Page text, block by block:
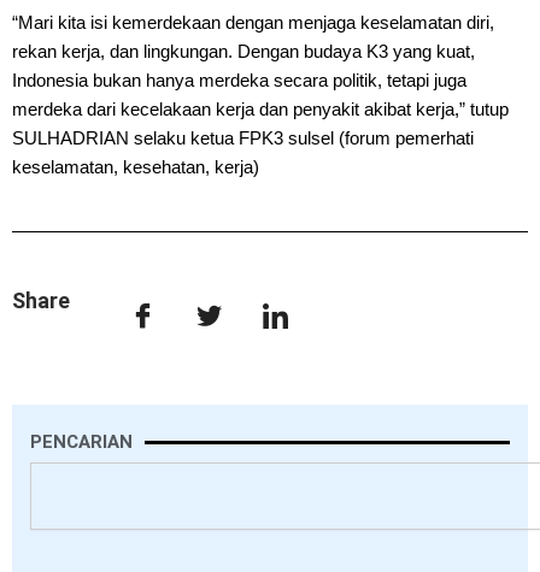
“Mari kita isi kemerdekaan dengan menjaga keselamatan diri,
rekan kerja, dan lingkungan. Dengan budaya K3 yang kuat,
Indonesia bukan hanya merdeka secara politik, tetapi juga
merdeka dari kecelakaan kerja dan penyakit akibat kerja,” tutup
SULHADRIAN selaku ketua FPK3 sulsel (forum pemerhati
keselamatan, kesehatan, kerja)
Share
PENCARIAN